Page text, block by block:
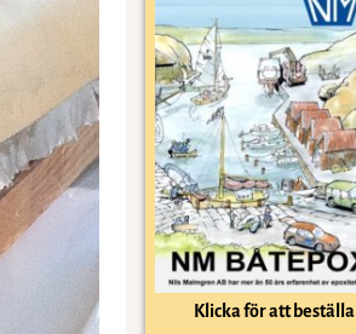
Klicka för att beställa